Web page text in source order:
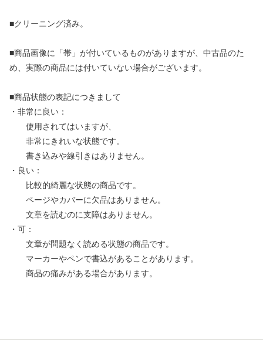
■クリーニング済み。
■商品画像に「帯」が付いているものがありますが、中古品のた
め、実際の商品には付いていない場合がございます。
■商品状態の表記につきまして
・非常に良い：
使用されてはいますが、
非常にきれいな状態です。
書き込みや線引きはありません。
・良い：
比較的綺麗な状態の商品です。
ページやカバーに欠品はありません。
文章を読むのに支障はありません。
・可：
文章が問題なく読める状態の商品です。
マーカーやペンで書込があることがあります。
商品の痛みがある場合があります。